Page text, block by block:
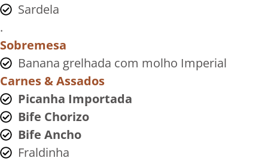
Sardela
.
Sobremesa
Banana grelhada com molho Imperial
Carnes & Assados
Picanha Importada
Bife Chorizo
Bife Ancho
Fraldinha